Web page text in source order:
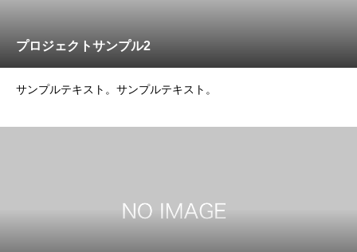
プロジェクトサンプル2
サンプルテキスト。サンプルテキスト。